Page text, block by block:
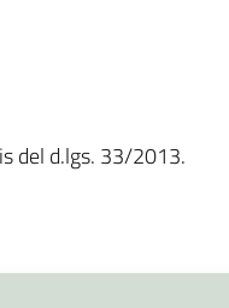
del d.lgs. 33/2013.